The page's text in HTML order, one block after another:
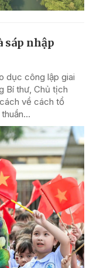
sáp nhập
dục công lập giai
Bí thư, Chủ tịch
về cách tổ